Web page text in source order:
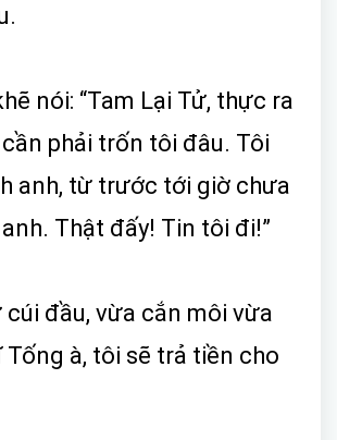
nói: “Tam Lại Tử, thực ra
phải trốn tôi đâu. Tôi
anh, từ trước tới giờ chưa
Thật đấy! Tin tôi đi!”
cúi đầu, vừa cắn môi vừa
Tống à, tôi sẽ trả tiền cho